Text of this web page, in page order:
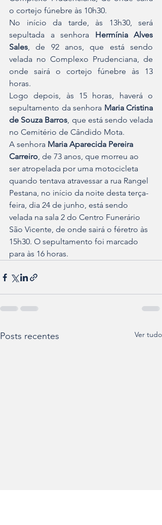
o cortejo fúnebre às 10h30.
No início da tarde, às 13h30, será
sepultada a senhora Hermínia Alves
Sales, de 92 anos, que está sendo
velada no Complexo Prudenciana, de
onde sairá o cortejo fúnebre às 13
horas.
Logo depois, às 15 horas, haverá o
sepultamento da senhora Maria Cristina
de Souza Barros, que está sendo velada
no Cemitério de Cândido Mota.
A senhora Maria Aparecida Pereira
Carreiro, de 73 anos, que morreu ao
ser atropelada por uma motocicleta
quando tentava atravessar a rua Rangel
Pestana, no início da noite desta terça-
feira, dia 24 de junho, está sendo
velada na sala 2 do Centro Funerário
São Vicente, de onde sairá o féretro às
15h30. O sepultamento foi marcado
para às 16 horas.
Posts recentes Ver tudo